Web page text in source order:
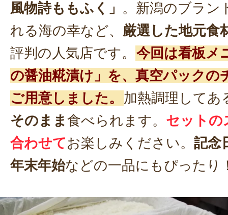
風物詩ももふく」 。新潟のブラン
れる海の幸など、 厳選した地元食
評判の人気店です。 今回は看板メ
の醤油糀漬け」を、真空パックの
ご用意しました。 加熱調理してあ
そのまま食べられます。 セットの
合わせてお楽しみください。 記念
年末年始などの一品にもぴったり